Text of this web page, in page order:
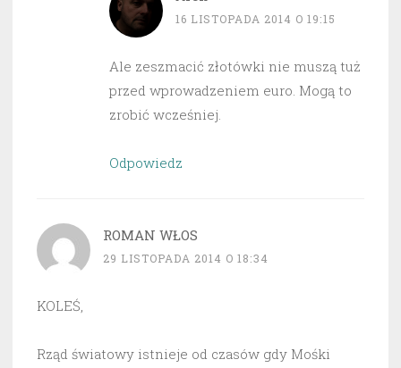
16 LISTOPADA 2014 O 19:15
Ale zeszmacić złotówki nie muszą tuż
przed wprowadzeniem euro. Mogą to
zrobić wcześniej.
Odpowiedz
ROMAN WŁOS
29 LISTOPADA 2014 O 18:34
KOLEŚ,
Rząd światowy istnieje od czasów gdy Mośki